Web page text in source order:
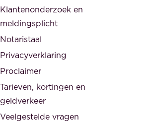
g
.
r
h
e
i
e
n
d
Klantenonderzoek en
meldingsplicht
Notaristaal
Privacyverklaring
Proclaimer
Tarieven, kortingen en
geldverkeer
Veelgestelde vragen